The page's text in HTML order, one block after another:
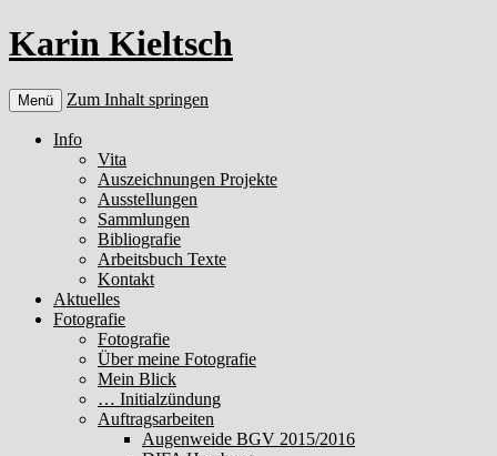
Karin Kieltsch
Menü Zum Inhalt springen
Info
Vita
Auszeichnungen Projekte
Ausstellungen
Sammlungen
Bibliografie
Arbeitsbuch Texte
Kontakt
Aktuelles
Fotografie
Fotografie
Über meine Fotografie
Mein Blick
… Initialzündung
Auftragsarbeiten
Augenweide BGV 2015/2016